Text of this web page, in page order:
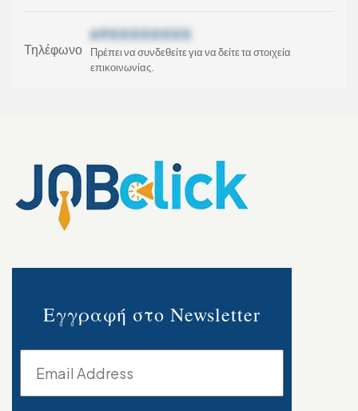
Τηλέφωνο
69XXXXXXXX
Πρέπει να συνδεθείτε για να δείτε τα στοιχεία
επικοινωνίας.
Εγγραφή στο Newsletter